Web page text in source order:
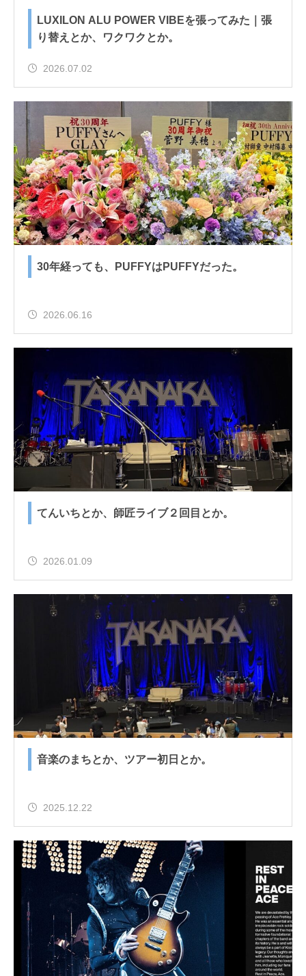
LUXILON ALU POWER VIBEを張ってみた｜張
り替えとか、ワクワクとか。
2026.07.02
30年経っても、PUFFYはPUFFYだった。
2026.06.16
てんいちとか、師匠ライブ２回目とか。
2026.01.09
音楽のまちとか、ツアー初日とか。
2025.12.22